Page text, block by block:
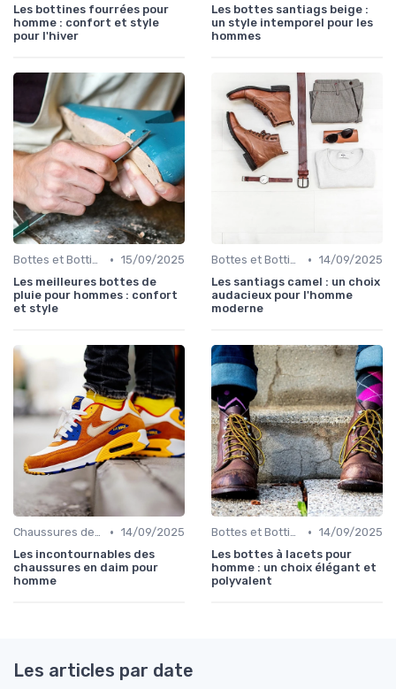
Les bottines fourrées pour
homme : confort et style
pour l'hiver
Les bottes santiags beige :
un style intemporel pour les
hommes
Bottes et Bottines • 15/09/2025
Les meilleures bottes de
pluie pour hommes : confort
et style
Bottes et Bottines • 14/09/2025
Les santiags camel : un choix
audacieux pour l'homme
moderne
Chaussures de Ville • 14/09/2025
Les incontournables des
chaussures en daim pour
homme
Bottes et Bottines • 14/09/2025
Les bottes à lacets pour
homme : un choix élégant et
polyvalent
Les articles par date